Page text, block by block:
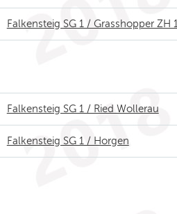
Falkensteig SG 1 / Grasshopper ZH 1
Falkensteig SG 1 / Ried Wollerau
Falkensteig SG 1 / Horgen